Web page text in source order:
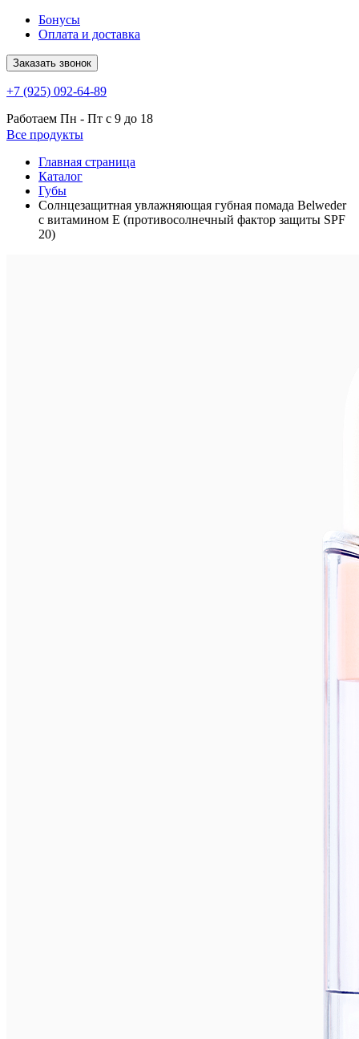
Бонусы
Оплата и доставка
Заказать звонок
+7 (925) 092-64-89
Работаем Пн - Пт с 9 до 18
Все продукты
Главная страница
Каталог
Губы
Солнцезащитная увлажняющая губная помада Belweder
с витамином Е (противосолнечный фактор защиты SPF
20)